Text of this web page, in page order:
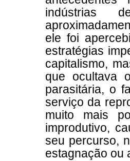
indústrias
ele foi
estratégias
capitalismo,
que ocultava
parasitária, o
serviço da
muito mais
improdutivo,
seu percurso,
estagnação ou